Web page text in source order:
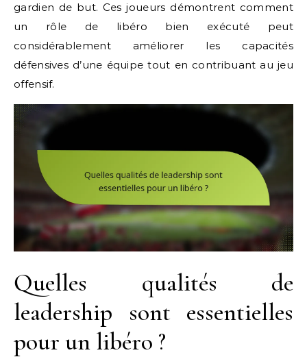
gardien de but. Ces joueurs démontrent comment
un rôle de libéro bien exécuté peut
considérablement améliorer les capacités
défensives d’une équipe tout en contribuant au jeu
offensif.
Quelles qualités de
leadership sont essentielles
pour un libéro ?